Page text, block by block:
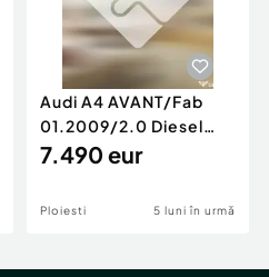
Audi A4 AVANT/Fab
01.2009/2.0 Diesel
140cp/Posibilitate
7.490 eur
Ploiesti 5 luni în urmă